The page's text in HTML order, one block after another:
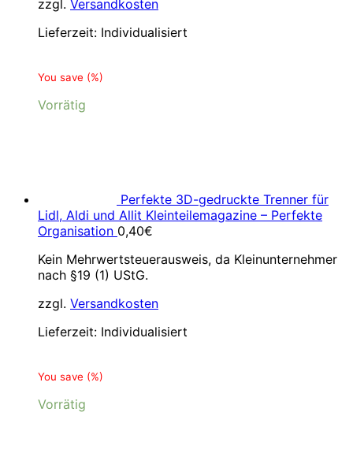
zzgl. Versandkosten
Lieferzeit: Individualisiert
You save (%)
Vorrätig
Perfekte 3D-gedruckte Trenner für
Lidl, Aldi und Allit Kleinteilemagazine – Perfekte
Organisation 0,40€
Kein Mehrwertsteuerausweis, da Kleinunternehmer
nach §19 (1) UStG.
zzgl. Versandkosten
Lieferzeit: Individualisiert
You save (%)
Vorrätig